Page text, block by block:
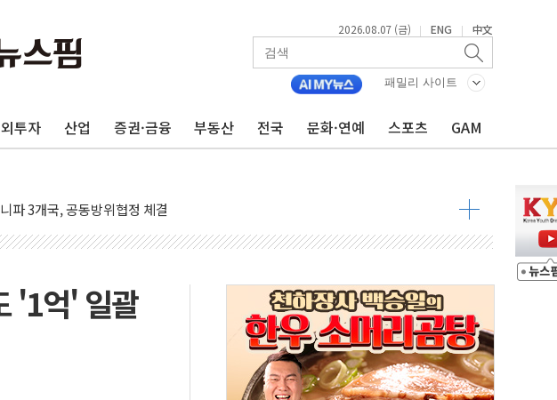
2026.08.07 (금) | ENG | 中文
패밀리 사이트
투자 산업 증권·금융 부동산 전국 문화·연예 스포츠 GAM
美 고용 쇼크에 금리 인상 우려 후퇴…나스닥 선물 1%대 상승
특징주...아틀라시안·클라우드플레어·태양광주↑ VS 트레이드데스크·웬디스↓
와 MOU… "6·25 미군 실종자 7359명 끝까지 찾겠다"
포항시 정책특보 내정설...포항시 '시끌'
대한민국 다음 100년 밑거름…수도권 집중 완화 전환점"
마라톤 부동산 2차 회의' 주재… "전폭적 공급 확대·속도전 총력"
폴리실리콘 관세 15% 부과…美 태양광주 급등
'1억' 일괄